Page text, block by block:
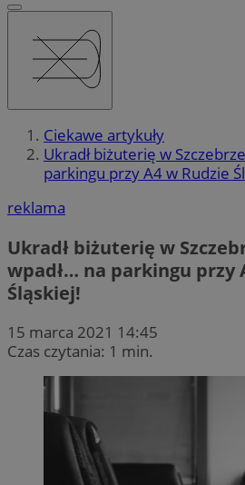
Ciekawe artykuły
Ukradł biżuterię w
parkingu przy A4 w Rudzie
reklama
Ukradł biżuterię w
wpadł… na parkingu przy
Śląskiej!
15 marca 2021 14:45
Czas czytania: 1 min.